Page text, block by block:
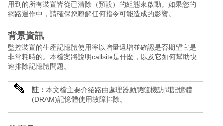
用到的所有裝置皆從已清除（預設）的組態來啟動。如果您的
網路運作中，請確保您瞭解任何指令可能造成的影響。
背景資訊
監控裝置的生產記憶體使用率以增量遞增並確認是否期望它是
非常耗時的。本檔案將說明callsite是什麼，以及它如何幫助快
速排除記憶體問題。
註： 本文檔主要介紹路由處理器動態隨機訪問記憶體
(DRAM)記憶體使用故障排除。